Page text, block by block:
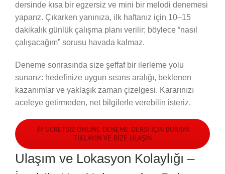
dersinde kısa bir egzersiz ve mini bir melodi denemesi
yaparız. Çıkarken yanınıza, ilk haftanız için 10–15
dakikalık günlük çalışma planı verilir; böylece “nasıl
çalışacağım” sorusu havada kalmaz.
Deneme sonrasında size şeffaf bir ilerleme yolu
sunarız: hedefinize uygun seans aralığı, beklenen
kazanımlar ve yaklaşık zaman çizelgesi. Kararınızı
aceleye getirmeden, net bilgilerle verebilin isteriz.
🎻 ÜCRETSIZ ONLINE DENEME DERSI İÇIN BURAYA
TIKLAYIN VE BIZE ULAŞIN
Ulaşım ve Lokasyon Kolaylığı –